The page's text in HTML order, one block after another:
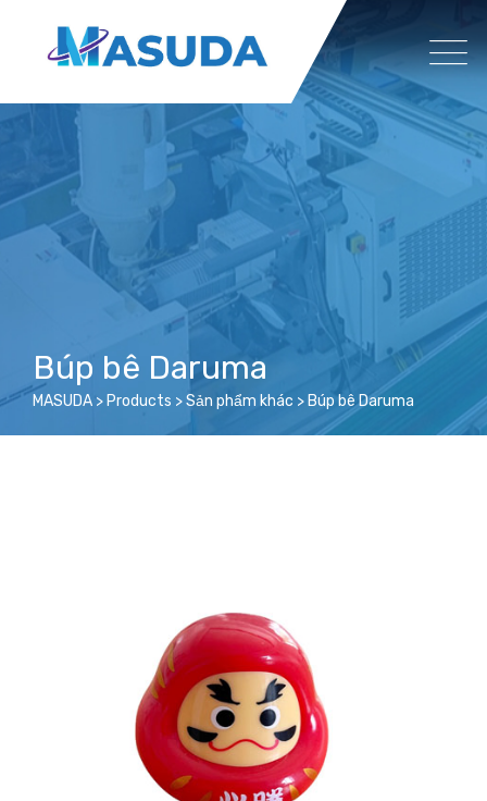
content
Búp bê Daruma
MASUDA > Products >Sản phẩm khác > Búp bê Daruma